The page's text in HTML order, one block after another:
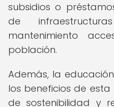
subsidios o
de
mantenimiento
población.
Además, la
los beneficios de
de sostenibilidad y